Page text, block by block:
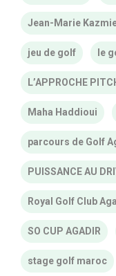
Jean-Marie
jeu de golf le
L’APPROCHE
Maha Haddioui
parcours de Golf
PUISSANCE AU
Royal Golf Club
SO CUP AGADIR
stage golf maroc